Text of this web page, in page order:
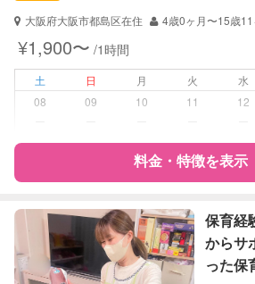
夜間対応
子育て経験
障がい児対応 対応可否は個
レッスン
音楽レッスン
スポーツレッ
絵・工作レッ
大阪府大阪市都島区在住
4歳0ヶ月〜15歳11
¥1,900〜 /1時間
土 日 月 火 水
08
09 10 11 12
料金・特徴を表示
特徴 料金 レビュー
サポートの特徴
保育経
からサ
った保